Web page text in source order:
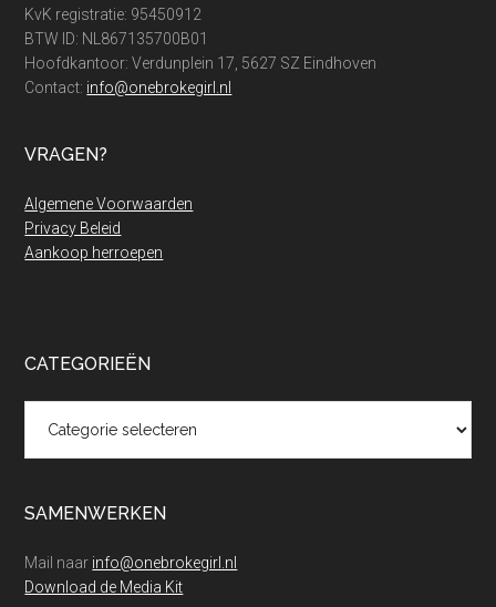
KvK registratie: 95450912
BTW ID: NL867135700B01
Hoofdkantoor: Verdunplein 17, 5627 SZ Eindhoven
Contact: info@onebrokegirl.nl
VRAGEN?
Algemene Voorwaarden
Privacy Beleid
Aankoop herroepen
CATEGORIEËN
SAMENWERKEN
Mail naar info@onebrokegirl.nl
Download de Media Kit